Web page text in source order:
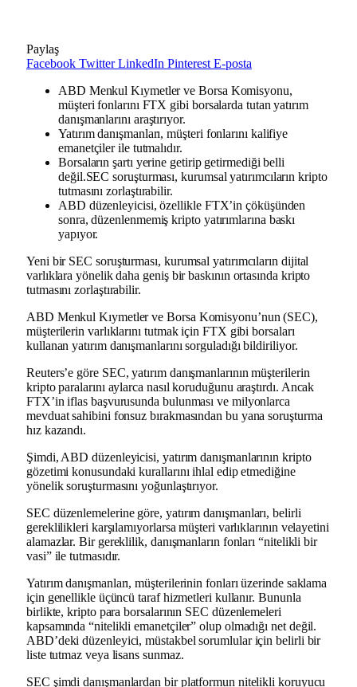
Paylaş
Facebook Twitter LinkedIn Pinterest E-posta
ABD Menkul Kıymetler ve Borsa Komisyonu,
müşteri fonlarını FTX gibi borsalarda tutan yatırım
danışmanlarını araştırıyor.
Yatırım danışmanları, müşteri fonlarını kalifiye
emanetçiler ile tutmalıdır.
Borsaların şartı yerine getirip getirmediği belli
değil.SEC soruşturması, kurumsal yatırımcıların kripto
tutmasını zorlaştırabilir.
ABD düzenleyicisi, özellikle FTX’in çöküşünden
sonra, düzenlenmemiş kripto yatırımlarına baskı
yapıyor.
Yeni bir SEC soruşturması, kurumsal yatırımcıların dijital
varlıklara yönelik daha geniş bir baskının ortasında kripto
tutmasını zorlaştırabilir.
ABD Menkul Kıymetler ve Borsa Komisyonu’nun (SEC),
müşterilerin varlıklarını tutmak için FTX gibi borsaları
kullanan yatırım danışmanlarını sorguladığı bildiriliyor.
Reuters’e göre SEC, yatırım danışmanlarının müşterilerin
kripto paralarını aylarca nasıl koruduğunu araştırdı. Ancak
FTX’in iflas başvurusunda bulunması ve milyonlarca
mevduat sahibini fonsuz bırakmasından bu yana soruşturma
hız kazandı.
Şimdi, ABD düzenleyicisi, yatırım danışmanlarının kripto
gözetimi konusundaki kurallarını ihlal edip etmediğine
yönelik soruşturmasını yoğunlaştırıyor.
SEC düzenlemelerine göre, yatırım danışmanları, belirli
gereklilikleri karşılamıyorlarsa müşteri varlıklarının velayetini
alamazlar. Bir gereklilik, danışmanların fonları “nitelikli bir
vasi” ile tutmasıdır.
Yatırım danışmanları, müşterilerinin fonları üzerinde saklama
için genellikle üçüncü taraf hizmetleri kullanır. Bununla
birlikte, kripto para borsalarının SEC düzenlemeleri
kapsamında “nitelikli emanetçiler” olup olmadığı net değil.
ABD’deki düzenleyici, müstakbel sorumlular için belirli bir
liste tutmaz veya lisans sunmaz.
SEC şimdi danışmanlardan bir platformun nitelikli koruyucu